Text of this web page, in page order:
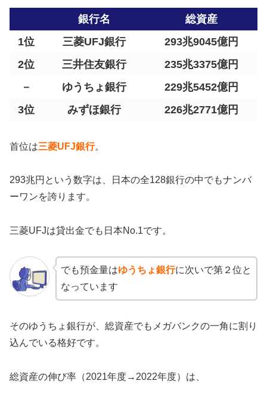
銀行名
総資産
1位
三菱UFJ銀行
293兆9045億円
2位
三井住友銀行
235兆3375億円
－
ゆうちょ銀行
229兆5452億円
3位
みずほ銀行 226兆2771億円
首位は三菱UFJ銀行。
293兆円という数字は、日本の全128銀行の中でもナンバ
ーワンを誇ります。
三菱UFJは貸出金でも日本No.1です。
でも預金量はゆうちょ銀行に次いで第２位と
なっています
そのゆうちょ銀行が、総資産でもメガバンクの一角に割り
込んでいる格好です。
総資産の伸び率（2021年度→2022年度）は、